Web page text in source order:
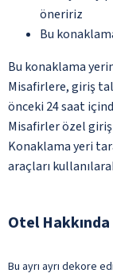
öneririz
Bu
Bu konaklama
Misafirlere, giriş
önceki 24 saat
Misafirler özel
Konaklama yeri
araçları
Otel Hakkında
Bu ayrı ayrı dekore